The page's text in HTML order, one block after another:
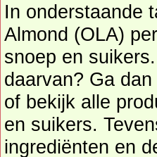
In onderstaande
Almond (OLA)
snoep en suikers. Zoekt u een ander product en de calorieën
daarvan? Ga
of bekijk alle
en suikers. Tevens vindt u ook de uitgebreide calorie informatie,
ingrediënten en